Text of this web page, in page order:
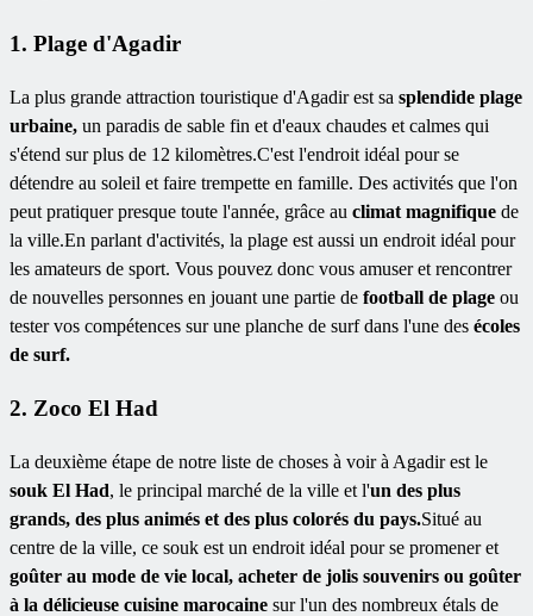
1. Plage d'Agadir
La plus grande attraction touristique d'Agadir est sa splendide plage
urbaine, un paradis de sable fin et d'eaux chaudes et calmes qui
s'étend sur plus de 12 kilomètres.C'est l'endroit idéal pour se
détendre au soleil et faire trempette en famille. Des activités que l'on
peut pratiquer presque toute l'année, grâce au climat magnifique de
la ville.En parlant d'activités, la plage est aussi un endroit idéal pour
les amateurs de sport. Vous pouvez donc vous amuser et rencontrer
de nouvelles personnes en jouant une partie de football de plage ou
tester vos compétences sur une planche de surf dans l'une des écoles
de surf.
2. Zoco El Had
La deuxième étape de notre liste de choses à voir à Agadir est le
souk El Had, le principal marché de la ville et l'un des plus
grands, des plus animés et des plus colorés du pays.Situé au
centre de la ville, ce souk est un endroit idéal pour se promener et
goûter au mode de vie local, acheter de jolis souvenirs ou goûter
à la délicieuse cuisine marocaine sur l'un des nombreux étals de